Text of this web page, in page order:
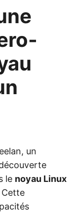
un
le noyau Linux
Cette